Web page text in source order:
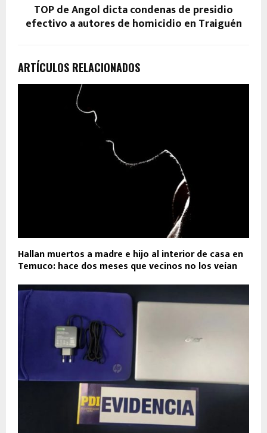
TOP de Angol dicta condenas de presidio
efectivo a autores de homicidio en Traiguén
ARTÍCULOS RELACIONADOS
Hallan muertos a madre e hijo al interior de casa en
Temuco: hace dos meses que vecinos no los veían